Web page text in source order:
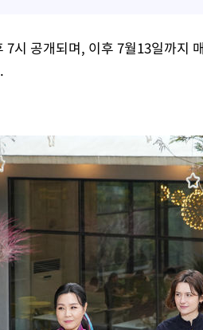
7시 공개되며, 이후 7월13일까지